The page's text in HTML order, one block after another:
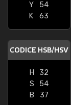
Y
54
K
63
CODICE HSB/HSV
H
32
S
54
B
37